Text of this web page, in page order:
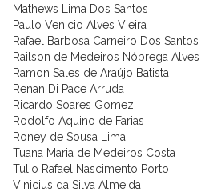
Mathews Lima Dos Santos
Paulo Venicio Alves Vieira
Rafael Barbosa Carneiro Dos Santos
Railson de Medeiros Nóbrega Alves
Ramon Sales de Araújo Batista
Renan Di Pace Arruda
Ricardo Soares Gomez
Rodolfo Aquino de Farias
Roney de Sousa Lima
Tuana Maria de Medeiros Costa
Tulio Rafael Nascimento Porto
Vinicius da Silva Almeida